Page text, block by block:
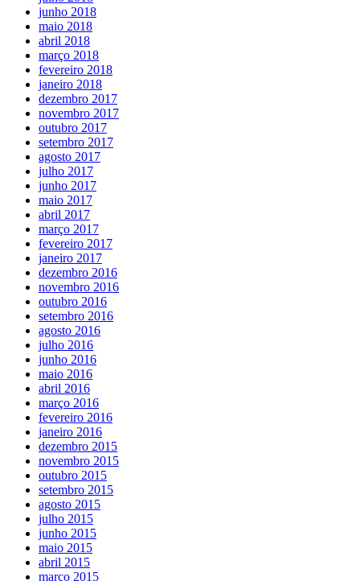
junho 2018
maio 2018
abril 2018
março 2018
fevereiro 2018
janeiro 2018
dezembro 2017
novembro 2017
outubro 2017
setembro 2017
agosto 2017
julho 2017
junho 2017
maio 2017
abril 2017
março 2017
fevereiro 2017
janeiro 2017
dezembro 2016
novembro 2016
outubro 2016
setembro 2016
agosto 2016
julho 2016
junho 2016
maio 2016
abril 2016
março 2016
fevereiro 2016
janeiro 2016
dezembro 2015
novembro 2015
outubro 2015
setembro 2015
agosto 2015
julho 2015
junho 2015
maio 2015
abril 2015
março 2015